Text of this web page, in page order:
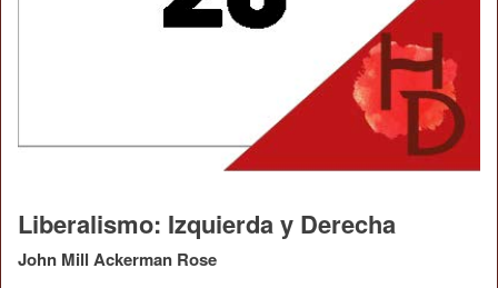
Liberalismo: Izquierda y Derecha
John Mill Ackerman Rose